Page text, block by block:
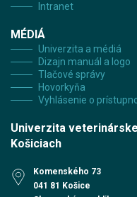
Intranet
MÉDIÁ
Univerzita a médiá
Dizajn manuál a logo
Tlačové správy
Hovorkyňa
Vyhlásenie o
Univerzita
Košiciach
Komenského 73
041 81 Košice